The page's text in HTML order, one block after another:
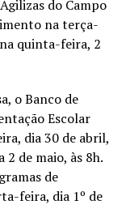
do Campo
na terça-
quinta-feira, 2
o Banco de
Escolar
dia 30 de abril,
de maio, às 8h.
de
feira, dia 1º de